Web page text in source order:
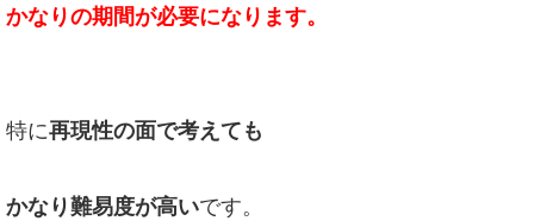
かなりの期間が必要になります。
特に再現性の面で考えても
かなり難易度が高いです。